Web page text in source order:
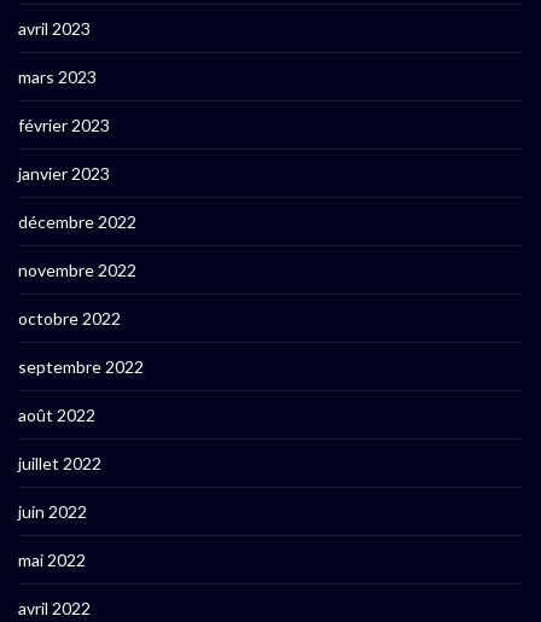
avril 2023
mars 2023
février 2023
janvier 2023
décembre 2022
novembre 2022
octobre 2022
septembre 2022
août 2022
juillet 2022
juin 2022
mai 2022
avril 2022